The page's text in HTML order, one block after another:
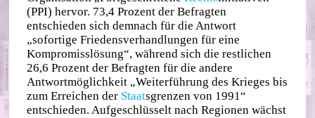
(PPI) hervor. 73,4 Prozent der Befragten
entschieden sich demnach für die Antwort
„sofortige Friedensverhandlungen für eine
Kompromisslösung“, während sich die restlichen
26,6 Prozent der Befragten für die andere
Antwortmöglichkeit „Weiterführung des Krieges bis
zum Erreichen der Staatsgrenzen von 1991“
entschieden. Aufgeschlüsselt nach Regionen wächst